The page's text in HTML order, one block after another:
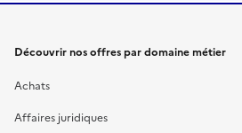
Découvrir nos offres par domaine métier
Achats
Affaires juridiques